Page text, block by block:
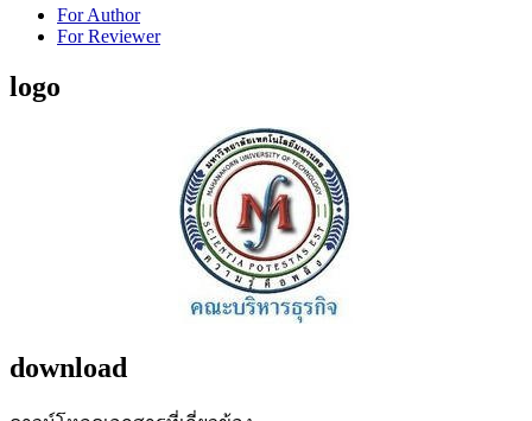
For Author
For Reviewer
logo
download